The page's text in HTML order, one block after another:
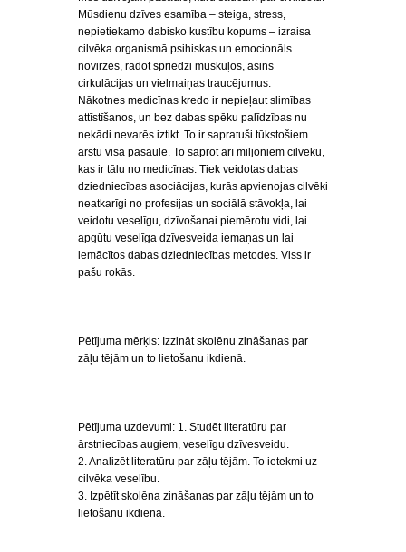
Mūsdienu dzīves esamība – steiga, stress,
nepietiekamo dabisko kustību kopums – izraisa
cilvēka organismā psihiskas un emocionāls
novirzes, radot spriedzi muskuļos, asins
cirkulācijas un vielmaiņas traucējumus.
Nākotnes medicīnas kredo ir nepieļaut slimības
attīstīšanos, un bez dabas spēku palīdzības nu
nekādi nevarēs iztikt. To ir sapratuši tūkstošiem
ārstu visā pasaulē. To saprot arī miljoniem cilvēku,
kas ir tālu no medicīnas. Tiek veidotas dabas
dziedniecības asociācijas, kurās apvienojas cilvēki
neatkarīgi no profesijas un sociālā stāvokļa, lai
veidotu veselīgu, dzīvošanai piemērotu vidi, lai
apgūtu veselīga dzīvesveida iemaņas un lai
iemācītos dabas dziedniecības metodes. Viss ir
pašu rokās.
Pētījuma mērķis: Izzināt skolēnu zināšanas par
zāļu tējām un to lietošanu ikdienā.
Pētījuma uzdevumi: 1. Studēt literatūru par
ārstniecības augiem, veselīgu dzīvesveidu.
2. Analizēt literatūru par zāļu tējām. To ietekmi uz
cilvēka veselību.
3. Izpētīt skolēna zināšanas par zāļu tējām un to
lietošanu ikdienā.